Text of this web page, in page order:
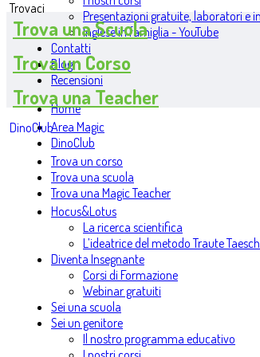
Presentazioni gratuite, laboratori e
Inglese in famiglia - YouTube
Contatti
Blog
Recensioni
Home
Area Magic
DinoClub
Trova un corso
Trova una scuola
Trova una Magic Teacher
Hocus&Lotus
La ricerca scientifica
L’ideatrice del metodo Traute
Diventa Insegnante
Corsi di Formazione
Webinar gratuiti
Sei una scuola
Sei un genitore
Il nostro programma educativo
Trovaci
Trova una Scuola
Trova un Corso
Trova una Teacher
DinoClub